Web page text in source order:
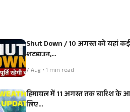
Shut Down / 10 अगस्त को यहां
शटडाउन,…
7 Aug • 1 min read
हिमाचल में 11 अगस्त तक बारिश के
लिए…